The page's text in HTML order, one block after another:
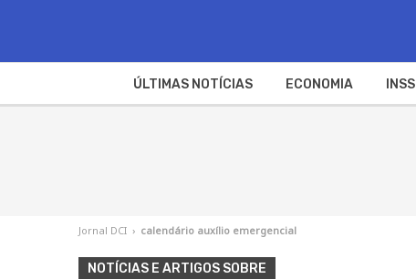
ÚLTIMAS NOTÍCIAS ECONOMIA INSS
Jornal DCI › calendário auxílio emergencial
NOTÍCIAS E ARTIGOS SOBRE